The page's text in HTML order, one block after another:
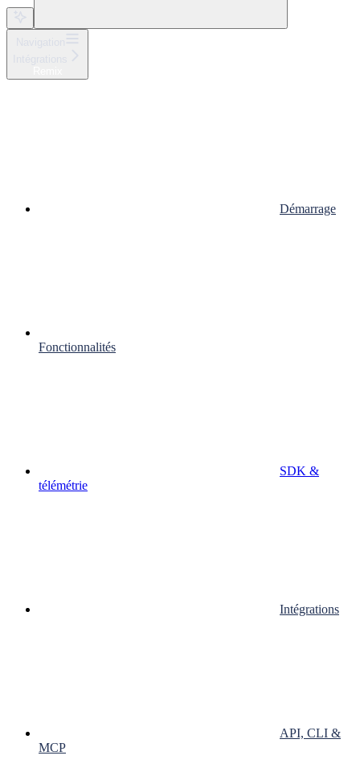
Démarrage
Fonctionnalités
SDK &
télémétrie
Intégrations
API, CLI &
MCP